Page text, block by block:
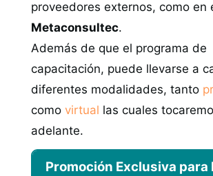
proveedores externos, como en
Metaconsultec.
Además de que el programa de
capacitación, puede llevarse a
diferentes modalidades, tanto
como virtual las cuales
adelante.
Promoción Exclusiva para